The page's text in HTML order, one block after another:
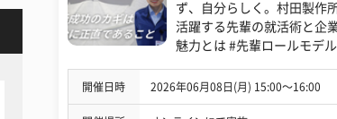
ず、自分らしく。村田製作
活躍する先輩の就活術と企
魅力とは #先輩ロールモデル
開催日時 2026年06月08日(月) 15:00〜16:00